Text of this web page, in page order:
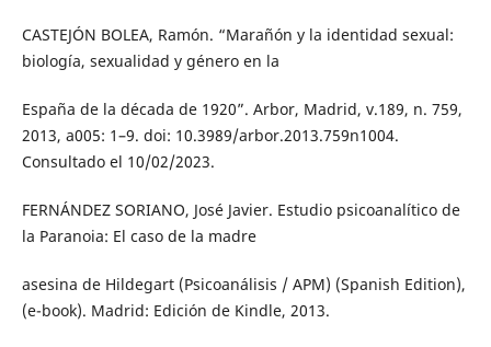
CASTEJÓN BOLEA, Ramón. “Marañón y la identidad sexual:
biología, sexualidad y género en la
España de la década de 1920”. Arbor, Madrid, v.189, n. 759,
2013, a005: 1–9. doi: 10.3989/arbor.2013.759n1004.
Consultado el 10/02/2023.
FERNÁNDEZ SORIANO, José Javier. Estudio psicoanalítico de
la Paranoia: El caso de la madre
asesina de Hildegart (Psicoanálisis / APM) (Spanish Edition),
(e-book). Madrid: Edición de Kindle, 2013.